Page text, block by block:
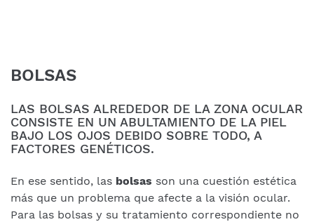
BOLSAS
LAS BOLSAS ALREDEDOR DE LA ZONA OCULAR
CONSISTE EN UN ABULTAMIENTO DE LA PIEL
BAJO LOS OJOS DEBIDO SOBRE TODO, A
FACTORES GENÉTICOS.
En ese sentido, las bolsas son una cuestión estética
más que un problema que afecte a la visión ocular.
Para las bolsas y su tratamiento correspondiente no